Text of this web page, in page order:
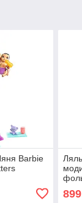
Barbie
899